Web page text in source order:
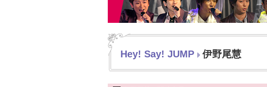
Hey! Say! JUMP 伊野尾慧